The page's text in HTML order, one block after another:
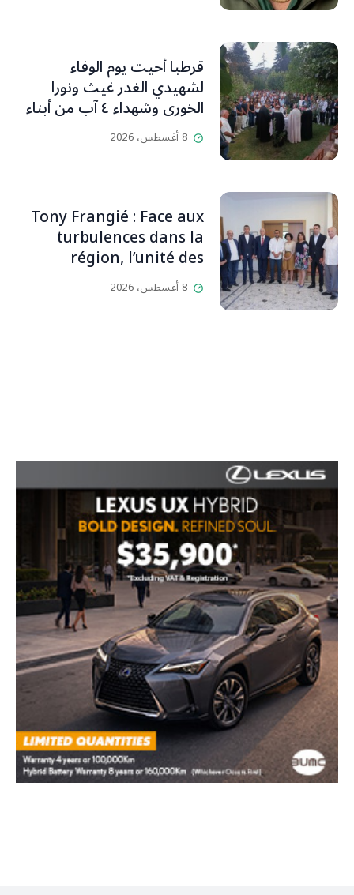
قرطبا أحيت يوم الوفاء
لشهيدي الغدر غيث ونورا
الخوري وشهداء ٤ آب من أبناء
البلدة.. كارين الخوري افرام: لقد
كان بيتنا، بوجود والدي، ينبض
إقفاله لكنه لم يستطع لأنه
بيت رسالة وتاريخ وإيمان وقيم
مستمرة (صور وVideo)
8 أغسطس، 2026
Tony Frangié : Face aux
turbulences dans la
région, l’unité des
Libanais est primordiale
L’OLJ / Par Scarlett
8 أغسطس، 2026